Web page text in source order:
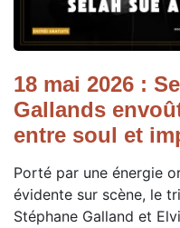
18 mai 2026 :
Gallands
entre soul et
Porté par une énergie
évidente sur scène, le
Stéphane Galland et